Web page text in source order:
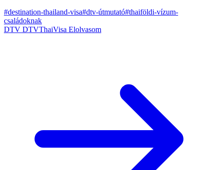
#destination-thailand-visa#dtv-útmutató#thaiföldi-vízum-
családoknak
DTV DTVThaiVisa Elolvasom